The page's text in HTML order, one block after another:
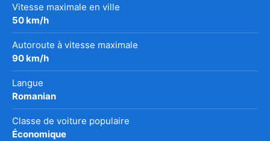
Vitesse maximale en ville
50 km/h
Autoroute à vitesse maximale
90 km/h
Langue
Romanian
Classe de voiture populaire
Économique